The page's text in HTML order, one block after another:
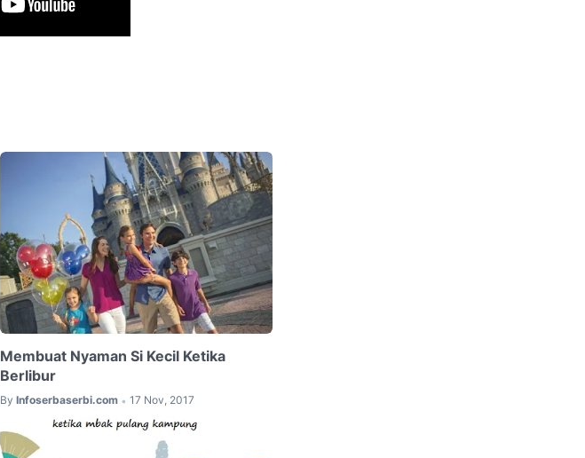
Membuat Nyaman Si Kecil Ketika
Berlibur
By Infoserbaserbi.com • 17 Nov, 2017